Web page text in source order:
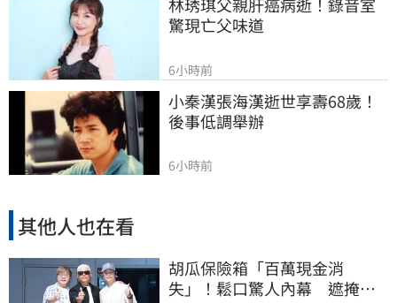
驚現亡父味道
6小時前
小秦漢張海漢逝世享壽68歲！
後事低調舉辦
6小時前
其他人也在看
胡瓜保險箱「百萬現金消
失」！鬆口驚人內幕 遮掩滅